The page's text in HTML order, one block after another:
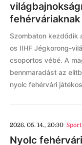
fehérváriaknak
Szombaton kezdődik
os IIHF Jégkorong-
csoportos vébé. A
bennmaradást az
nyolc fehérvári
2026. 05. 14., 20:30 Sport
Nyolc